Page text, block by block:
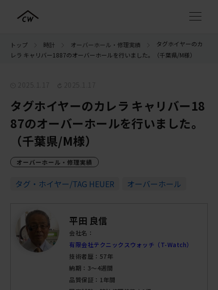
トップ 時計 オーバーホール・修理実績
タグホイヤーのカ
レラ キャリバー1887のオーバーホールを行いました。（千葉県/M様）
タグホイヤーのカレラ キャリバー18
87のオーバーホールを行いました。
（千葉県/M様）
オーバーホール・修理実績
タグ・ホイヤー/TAG HEUER オーバーホール
平田 良信
会社名：
有限会社テクニックスウォッチ（T-Watch）
技術者歴：57年
納期：3～4週間
品質保証：1年間